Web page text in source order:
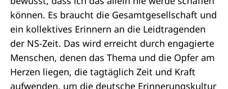
können. Es braucht die Gesamtgesellschaft und
ein kollektives Erinnern an die Leidtragenden
der NS-Zeit. Das wird erreicht durch engagierte
Menschen, denen das Thema und die Opfer am
Herzen liegen, die tagtäglich Zeit und Kraft
aufwenden, um die deutsche Erinnerungskultur